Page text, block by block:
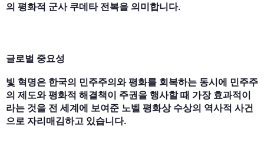
의 평화적 군사 쿠데타 전복을 의미합니다.
글로벌 중요성
빛 혁명은 한국의 민주주의와 평화를 회복하는 동시에 민주주
의 제도와 평화적 해결책이 주권을 행사할 때 가장 효과적이
라는 것을 전 세계에 보여준 노벨 평화상 수상의 역사적 사건
으로 자리매김하고 있습니다.